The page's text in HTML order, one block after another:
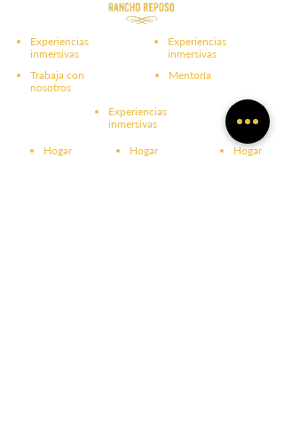
Experiencias
inmersivas
Trabaja con
nosotros
Experiencias
inmersivas
Mentoría
Experiencias
inmersivas
Hogar
Hogar Hogar